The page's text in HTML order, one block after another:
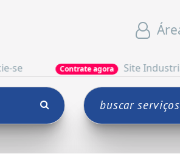
Contrate agora Site Industrial